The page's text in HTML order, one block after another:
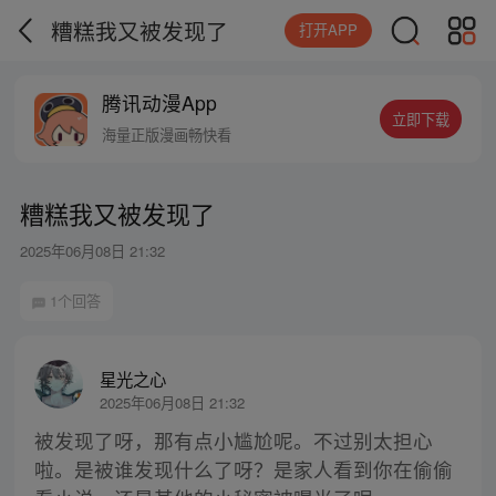
糟糕我又被发现了 打开APP
腾讯动漫App
海量正版漫画畅快看
立即下载
糟糕我又被发现了
2025年06月08日 21:32
1个回答
星光之心
2025年06月08日 21:32
被发现了呀，那有点小尴尬呢。不过别太担心
啦。是被谁发现什么了呀？是家人看到你在偷偷